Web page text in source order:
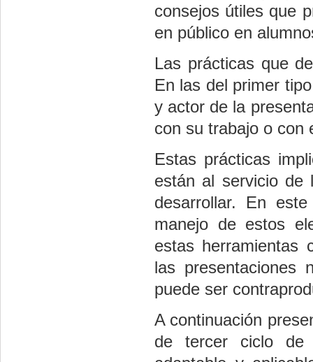
consejos útiles que
en público en
Las prácticas que
En las del primer
y actor de la
con su trabajo o con
Estas prácticas
están al servicio de
desarrollar. En
manejo de estos
estas herramientas
las presentaciones
puede ser
A continuación
de tercer ciclo de